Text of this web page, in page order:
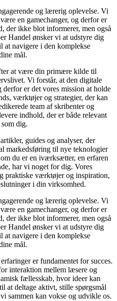
og lærerig oplevelse. Vi
en gamechanger, og derfor er
der ikke blot informerer, men også
Handel ønsker vi at udstyre dig
at navigere i den komplekse
mål.
at være din primære kilde til
Vi forstår, at den digitale
er det vores mission at holde
værktøjer og strategier, der kan
team af skribenter og
indhold, der er både relevant
dig.
guides og analyser, der
markedsføring til nye teknologier
du er en iværksætter, en erfaren
har vi noget for dig. Vores
praktiske værktøjer og inspiration,
i din virksomhed.
og lærerig oplevelse. Vi
en gamechanger, og derfor er
der ikke blot informerer, men også
Handel ønsker vi at udstyre dig
at navigere i den komplekse
mål.
er fundamentet for succes.
interaktion mellem læsere og
fællesskab, hvor ideer kan
at deltage aktivt, stille spørgsmål
sammen kan vokse og udvikle os.